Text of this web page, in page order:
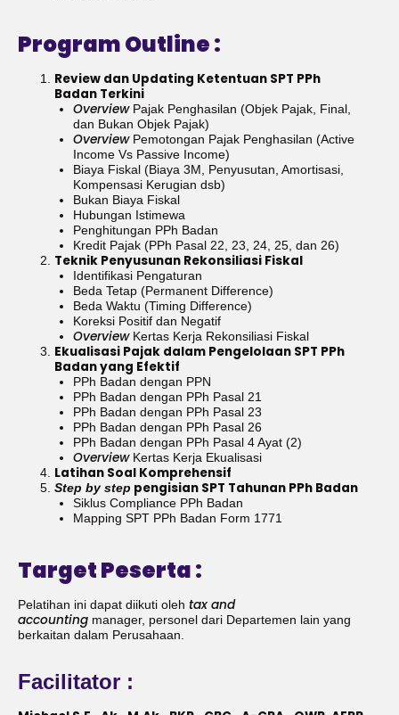
Program Outline :
Review dan Updating Ketentuan SPT PPh
Badan Terkini
Overview Pajak Penghasilan (Objek Pajak, Final,
dan Bukan Objek Pajak)
Overview Pemotongan Pajak Penghasilan (Active
Income Vs Passive Income)
Biaya Fiskal (Biaya 3M, Penyusutan, Amortisasi,
Kompensasi Kerugian dsb)
Bukan Biaya Fiskal
Hubungan Istimewa
Penghitungan PPh Badan
Kredit Pajak (PPh Pasal 22, 23, 24, 25, dan 26)
Teknik Penyusunan Rekonsiliasi Fiskal
Identifikasi Pengaturan
Beda Tetap (Permanent Difference)
Beda Waktu (Timing Difference)
Koreksi Positif dan Negatif
Overview Kertas Kerja Rekonsiliasi Fiskal
Ekualisasi Pajak dalam Pengelolaan SPT PPh
Badan yang Efektif
PPh Badan dengan PPN
PPh Badan dengan PPh Pasal 21
PPh Badan dengan PPh Pasal 23
PPh Badan dengan PPh Pasal 26
PPh Badan dengan PPh Pasal 4 Ayat (2)
OverviewKertas Kerja Ekualisasi
Latihan Soal Komprehensif
Step by step pengisian SPT Tahunan PPh Badan
Siklus Compliance PPh Badan
Mapping SPT PPh Badan Form 1771
Target Peserta :
Pelatihan ini dapat diikuti oleh tax and
accounting manager, personel dari Departemen lain yang
berkaitan dalam Perusahaan.
Facilitator :